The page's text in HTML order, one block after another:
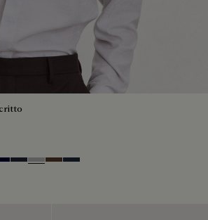
Blue
Cold Night Blue
Icy Grey
Earth Brown
Blue Indigo